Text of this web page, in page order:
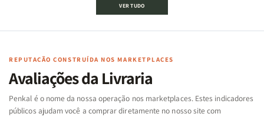
Cartas
Famílias
Bíblia
-
Penkal
Cartas
Famílias
da
Bíblia
-
Penkal
|
de
|
VER TUDO
REPUTAÇÃO CONSTRUÍDA NOS MARKETPLACES
Avaliações da Livraria
Penkal é o nome da nossa operação nos marketplaces. Estes indicadores
públicos ajudam você a comprar diretamente no nosso site com